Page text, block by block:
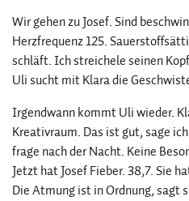
Wir gehen zu Josef. Sind
Herzfrequenz 125.
schläft. Ich streichele seinen
Uli sucht mit Klara die
Irgendwann kommt Uli wieder.
Kreativraum. Das ist gut, sage
frage nach der Nacht. Keine
Jetzt hat Josef Fieber. 38,7. Sie
Die Atmung ist in Ordnung, sagt